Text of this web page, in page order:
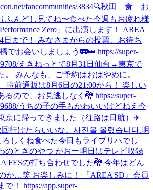
fancommunities/3834🔍秋田 食 お
ふんどし見てね〜食べた今週もお疲れ様
Zero」に出演します！ AREA
日まで！ みなさまからの投票、お待ち
でお会いしましょう🚃🚝 https://super-
えきねっとで8月31日仙台→東京で
。 みんなも、ご予約はおはやめに。
事前通販は8月6日の21:00から！ 楽しい
るので、お見逃しなく🐉 https://super-
うちの子の手もかわいいけどねえ 今
京に帰ってきました（往路は日航）✈️
行けたらいいな。 사진을 올렸습니다.明
ろしくね食べた今日もライブリハでし
のときのやつ がおー明日はテレビ収録
FESの打ち合わせでした🐉 今年はどん
か…笑 お楽しみに！ 『AREA SD』会員
！ https://app.super-